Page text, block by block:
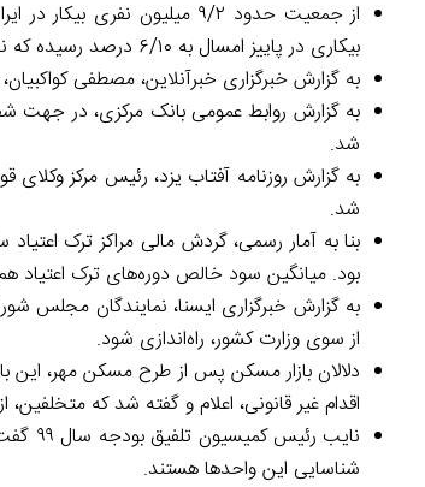
بیکاری در پاییز امسال به ۶/۱۰ درصد رسیده که نسبت به پاییز سال گذشته ۲/۱ درصد کاهش و نسبت به تابستان امسال ۱/۰ درصد افزایش دارد.
به گزارش خبرگزاری خبرآنلاین، مصطفی کواکبیان، عضو کمیسیون امنیت ملی
به گزارش روابط عمومی بانک مرکزی، در جهت
شد.
به گزارش روزنامه آفتاب یزد، رئیس مرکز
شد.
بود. میانگین سود خالص دوره‌های ترک اعتیاد هم ۷۵ درصد
به گزارش خبرگزاری ایسنا، نمایندگان مجلس
از سوی وزارت کشور، راه‌اندازی شود.
دلالان بازار مسکن پس از طرح مسکن مهر، این
اقدام غیر قانونی، اعلام و گفته شد که
شناسایی این واحدها هستند.